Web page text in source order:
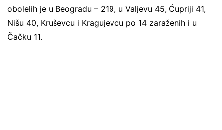
obolelih je u Beogradu – 219, u Valjevu 45, Ćupriji 41,
Nišu 40, Kruševcu i Kragujevcu po 14 zaraženih i u
Čačku 11.